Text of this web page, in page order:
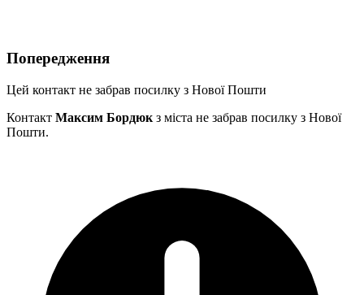
Попередження
Цей контакт не забрав посилку з Нової Пошти
Контакт Максим Бордюк з міста не забрав посилку з Нової
Пошти.